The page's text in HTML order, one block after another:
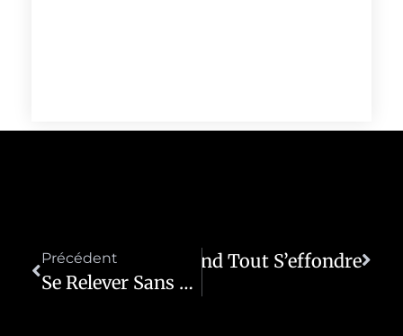
Précédent
Se Relever Sans Se Presser
Son Souffle Quand Tout S’effondre